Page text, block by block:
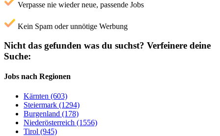
Verpasse nie wieder neue, passende Jobs
Kein Spam oder unnötige Werbung
Nicht das gefunden was du suchst? Verfeinere deine
Suche:
Jobs nach Regionen
Kärnten (603)
Steiermark (1294)
Burgenland (178)
Niederösterreich (1556)
Tirol (945)